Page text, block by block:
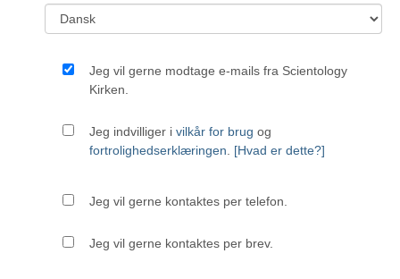
Jeg vil gerne modtage e-mails fra Scientology
Kirken.
Jeg indvilliger i vilkår for brug og
fortrolighedserklæringen
[Hvad er dette?]
Jeg vil gerne kontaktes per telefon.
Jeg vil gerne kontaktes per brev.